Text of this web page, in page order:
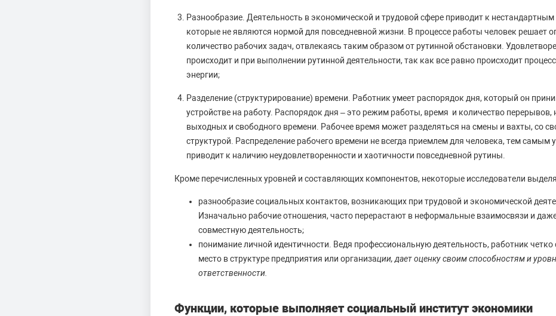
Разнообразие. Деятельность в экономической и трудовой сфере приводит к нестандартным
которые не являются нормой для повседневной жизни. В процессе работы человек решает
количество рабочих задач, отвлекаясь таким образом от рутинной обстановки.
происходит и при выполнении рутинной деятельности, так как все равно происходит
энергии;
Разделение (структурирование) времени. Работник умеет распорядок дня, который он
устройстве на работу. Распорядок дня – это режим работы, время и количество перерывов,
выходных и свободного времени. Рабочее время может разделяться на смены и вахты, со
структурой. Распределение рабочего времени не всегда приемлем для человека, тем самым
приводит к наличию неудовлетворенности и хаотичности повседневной рутины.
Кроме перечисленных уровней и составляющих компонентов, некоторые исследователи
разнообразие социальных контактов, возникающих при трудовой и экономической
Изначально рабочие отношения, часто перерастают в неформальные взаимосвязи и
совместную деятельность;
понимание личной идентичности. Ведя профессиональную деятельность, работник четко
место в структуре предприятия или организации, дает оценку своим способностям и
ответственности.
Функции, которые выполняет социальный институт экономики